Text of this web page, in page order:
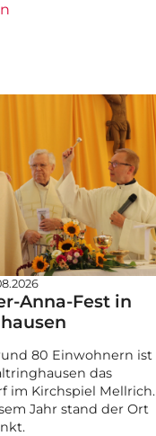
Anna-Fest in
80 Einwohnern ist
das
im Kirchspiel Mellrich.
Jahr stand der Ort